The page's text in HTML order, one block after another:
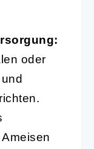
oder